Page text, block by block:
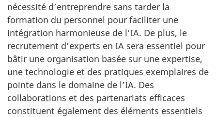
nécessité d’entreprendre sans tarder la
formation du personnel pour faciliter une
intégration harmonieuse de l’IA. De plus, le
recrutement d’experts en IA sera essentiel pour
bâtir une organisation basée sur une expertise,
une technologie et des pratiques exemplaires de
pointe dans le domaine de l’IA. Des
collaborations et des partenariats efficaces
constituent également des éléments essentiels